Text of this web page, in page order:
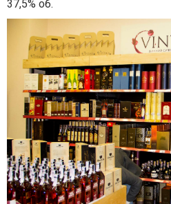
37,5% об.